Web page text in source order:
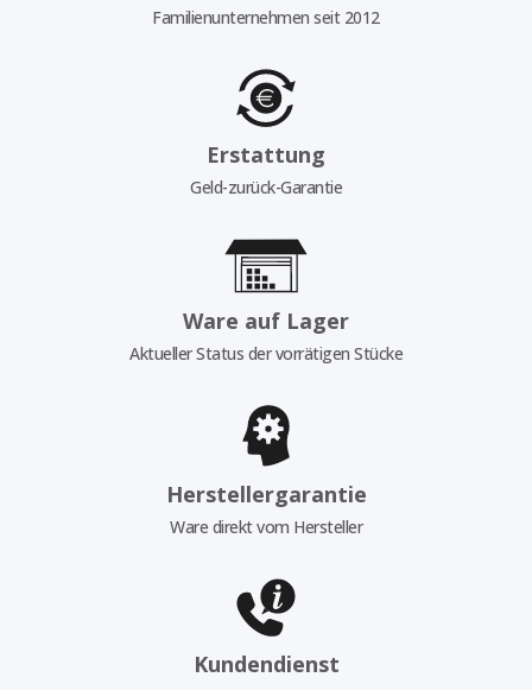
Familienunternehmen seit 2012
Erstattung
Geld-zurück-Garantie
Ware auf Lager
Aktueller Status der vorrätigen Stücke
Herstellergarantie
Ware direkt vom Hersteller
Kundendienst